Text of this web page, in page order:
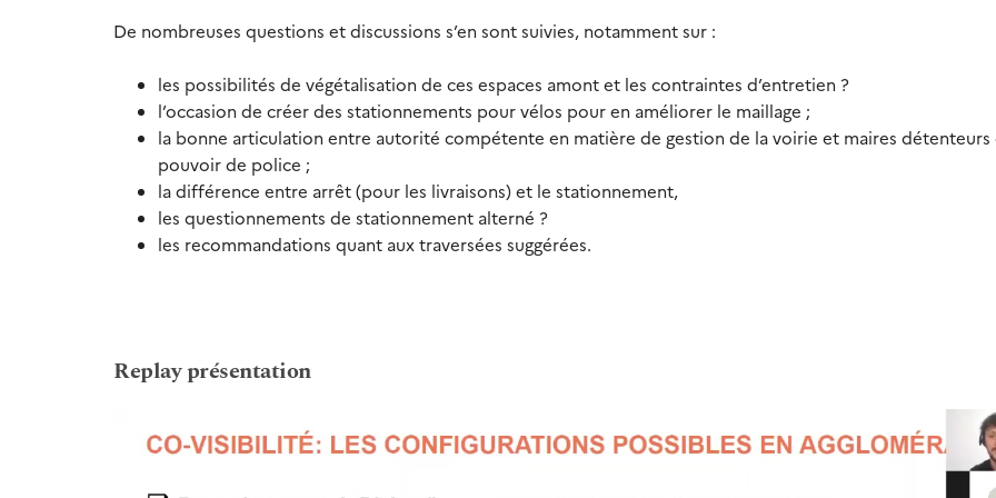
De nombreuses questions et discussions s’en sont suivies, notamment sur :
les possibilités de végétalisation de ces espaces amont et les contraintes d’entretien ?
l’occasion de créer des stationnements pour vélos pour en améliorer le maillage ;
la bonne articulation entre autorité compétente en matière de gestion de la voirie et maires détenteurs
pouvoir de police ;
la différence entre arrêt (pour les livraisons) et le stationnement,
les questionnements de stationnement alterné ?
les recommandations quant aux traversées suggérées.
Replay présentation